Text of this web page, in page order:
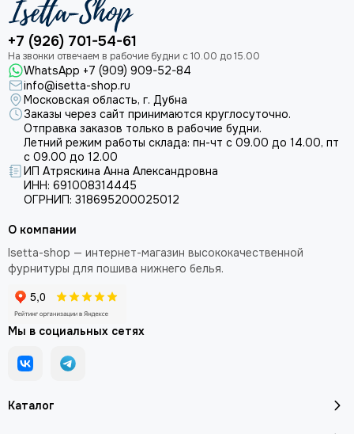
+7 (926) 701-54-61
WhatsApp +7 (909) 909-52-84
info@isetta-shop.ru
Московская область, г. Дубна
Заказы через сайт принимаются круглосуточно.
Отправка заказов только в рабочие будни.
Летний режим работы склада: пн-чт с 09.00 до 14.00, пт
с 09.00 до 12.00
ИП Атряскина Анна Александровна
ИНН: 691008314445
ОГРНИП: 318695200025012
Каталог
О компании
Isetta-shop — интернет-магазин высококачественной
фурнитуры для пошива нижнего белья.
Мы в социальных сетях